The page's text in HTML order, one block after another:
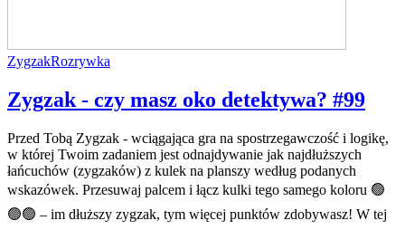
ZygzakRozrywka
Zygzak - czy masz oko detektywa? #99
Przed Tobą Zygzak - wciągająca gra na spostrzegawczość i logikę,
w której Twoim zadaniem jest odnajdywanie jak najdłuższych
łańcuchów (zygzaków) z kulek na planszy według podanych
wskazówek. Przesuwaj palcem i łącz kulki tego samego koloru 🟢
🟢🟢 – im dłuższy zygzak, tym więcej punktów zdobywasz! W tej